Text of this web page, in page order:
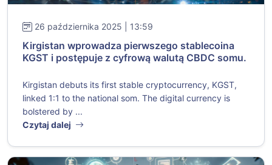
26 października 2025 | 13:59
Kirgistan wprowadza pierwszego stablecoina
KGST i postępuje z cyfrową walutą CBDC somu.
Kirgistan debuts its first stable cryptocurrency, KGST,
linked 1:1 to the national som. The digital currency is
bolstered by ...
Czytaj dalej